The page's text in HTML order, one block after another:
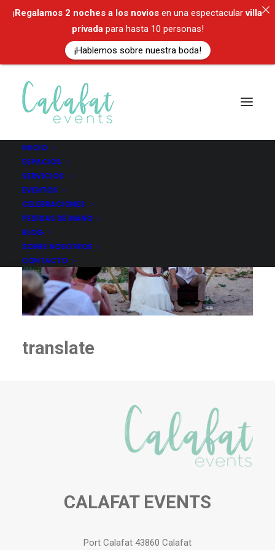
INICIO
ESPACIOS
SERVICIOS
EVENTOS
CELEBRACIONES
PEDIDAS DE MANO
BLOG
SOBRE NOSOTROS
CONTACTO
ES
translate
CALAFAT EVENTS
Port Calafat 43860 Calafat
¡Regalamos 2 noches a los novios en una espectacularvilla
privadapara hasta 10 personas!
¡Hablemos sobre nuestra boda!